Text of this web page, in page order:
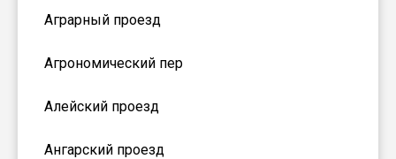
Аграрный проезд
Агрономический пер
Алейский проезд
Ангарский проезд